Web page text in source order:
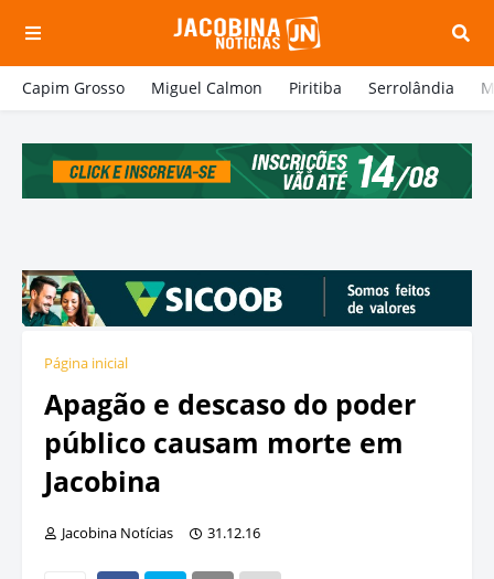
Capim Grosso Miguel Calmon Piritiba Serrolândia
Página inicial
Apagão e descaso do poder
público causam morte em
Jacobina
Jacobina Notícias 31.12.16